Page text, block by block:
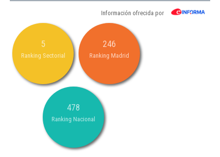
Información ofrecida por
5
Ranking Sectorial
246
Ranking Madrid
478
Ranking Nacional